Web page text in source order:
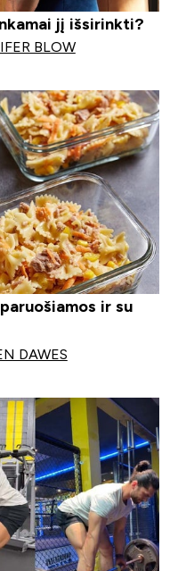
jį išsirinkti?
BLOW
ir su
DAWES